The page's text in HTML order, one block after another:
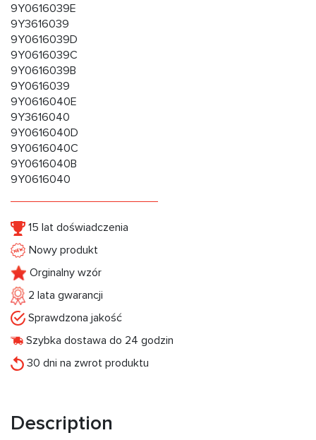
9Y0616039E
9Y3616039
9Y0616039D
9Y0616039C
9Y0616039B
9Y0616039
9Y0616040E
9Y3616040
9Y0616040D
9Y0616040C
9Y0616040B
9Y0616040
15 lat doświadczenia
Nowy produkt
Orginalny wzór
2 lata gwarancji
Sprawdzona jakość
Szybka dostawa do 24 godzin
30 dni na zwrot produktu
Description